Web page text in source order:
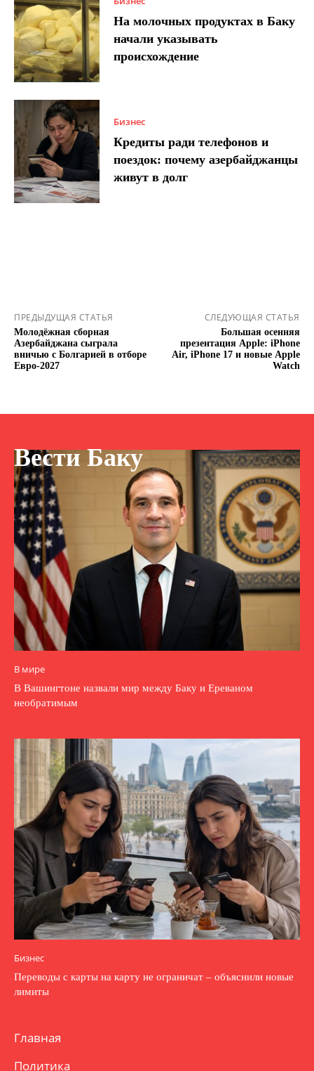
На молочных продуктах в Баку
начали указывать
происхождение
Бизнес
Кредиты ради телефонов и
поездок: почему азербайджанцы
живут в долг
ПРЕДЫДУЩАЯ СТАТЬЯ
Молодёжная сборная
Азербайджана сыграла
вничью с Болгарией в отборе
Евро-2027
СЛЕДУЮЩАЯ СТАТЬЯ
Большая осенняя
презентация Apple: iPhone
Air, iPhone 17 и новые Apple
Watch
Вести Баку
В мире
В Вашингтоне назвали мир между Баку и Ереваном
необратимым
Бизнес
Переводы с карты на карту не ограничат – объяснили новые
лимиты
Главная
Политика